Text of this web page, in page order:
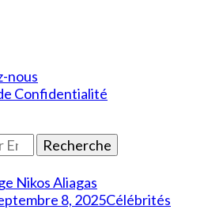
nous
Confidentialité
Nikos Aliagas
8, 2025Célébrités